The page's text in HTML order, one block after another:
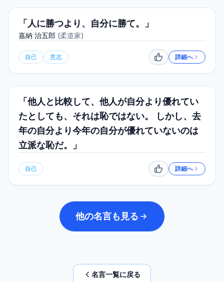
「人に勝つより、自分に勝て。」
嘉納 治五郎 (柔道家)
自己 意志 いいね詳細へ
「他人と比較して、他人が自分より優れてい
たとしても、それは恥ではない。 しかし、去
年の自分より今年の自分が優れていないのは
立派な恥だ。」
自己 いいね詳細へ
他の名言も見る
名言一覧に戻る